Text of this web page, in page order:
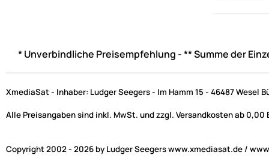
* Unverbindliche Preisempfehlung - ** Summe der
XmediaSat - Inhaber: Ludger Seegers - Im Hamm 15 - 46487 Wesel
Alle Preisangaben sind inkl. MwSt. und zzgl. Versandkosten ab
Copyright 2002 - 2026 by Ludger Seegers www.xmediasat.de /